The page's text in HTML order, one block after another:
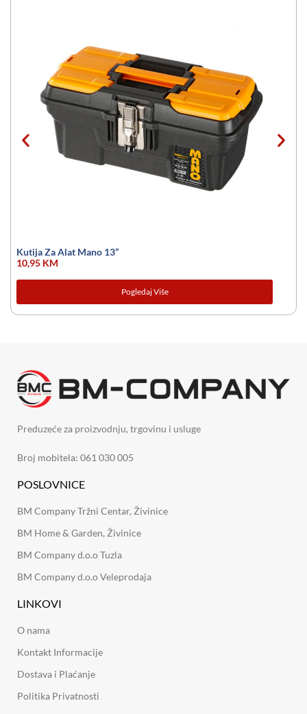
Kutija Za Alat Mano 13”
10,95 KM
Pogledaj Više
Preduzeće za proizvodnju, trgovinu i usluge
Broj mobitela: 061 030 005
POSLOVNICE
BM Company Tržni Centar, Živinice
BM Home & Garden, Živinice
BM Company d.o.o Tuzla
BM Company d.o.o Veleprodaja
LINKOVI
O nama
Kontakt Informacije
Dostava i Plaćanje
Politika Privatnosti